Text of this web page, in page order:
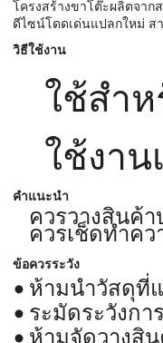
โครงสร้างขาโต๊ะผลิตจา
ดีไซน์โดดเด่นแปลกใหม่ ส
วิธีใช้งาน
ใช้สำ
ใช้งา
คำแนะนำ
ควรวางสินค้
ควรเช็ดทำค
ข้อควรระวัง
ห้ามนำวัสดุที่
ระมัดระวังกา